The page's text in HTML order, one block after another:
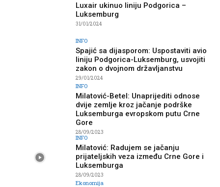
Luxair ukinuo liniju Podgorica –
Luksemburg
31/01/2024
INFO
Spajić sa dijasporom: Uspostaviti avio
liniju Podgorica-Luksemburg, usvojiti
zakon o dvojnom državljanstvu
29/01/2024
INFO
Milatović-Betel: Unaprijediti odnose
dvije zemlje kroz jačanje podrške
Luksemburga evropskom putu Crne
Gore
28/09/2023
INFO
Milatović: Radujem se jačanju
prijateljskih veza između Crne Gore i
Luksemburga
28/09/2023
Ekonomija